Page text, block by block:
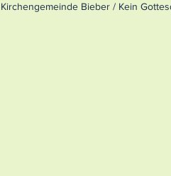
Kirchengemeinde Bieber / Kein